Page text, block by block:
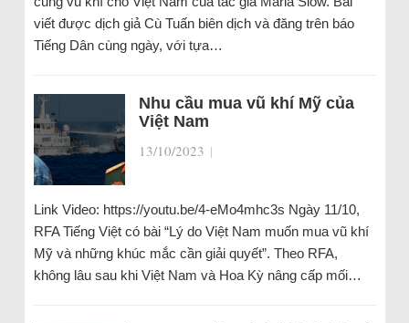
viết được dịch giả Cù Tuấn biên dịch và đăng trên báo
Tiếng Dân cùng ngày, với tựa…
Nhu cầu mua vũ khí Mỹ của
Việt Nam
13/10/2023 |
Link Video: https://youtu.be/4-eMo4mhc3s Ngày 11/10,
RFA Tiếng Việt có bài “Lý do Việt Nam muốn mua vũ khí
Mỹ và những khúc mắc cần giải quyết”. Theo RFA,
không lâu sau khi Việt Nam và Hoa Kỳ nâng cấp mối…